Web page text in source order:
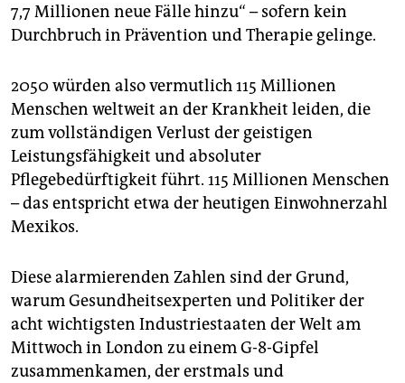
7,7 Millionen neue Fälle hinzu“ – sofern kein
Durchbruch in Prävention und Therapie gelinge.
2050 würden also vermutlich 115 Millionen
Menschen weltweit an der Krankheit leiden, die
zum vollständigen Verlust der geistigen
Leistungsfähigkeit und absoluter
Pflegebedürftigkeit führt. 115 Millionen Menschen
– das entspricht etwa der heutigen Einwohnerzahl
Mexikos.
Diese alarmierenden Zahlen sind der Grund,
warum Gesundheitsexperten und Politiker der
acht wichtigsten Industriestaaten der Welt am
Mittwoch in London zu einem G-8-Gipfel
zusammenkamen, der erstmals und